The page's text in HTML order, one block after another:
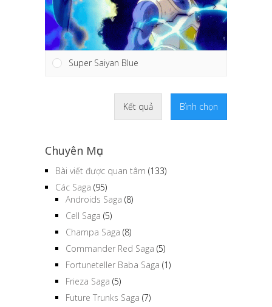
Super Saiyan Blue
Kết quả Bình chọn
Chuyên Mục
Bài viết được quan tâm (133)
Các Saga (95)
Androids Saga (8)
Cell Saga (5)
Champa Saga (8)
Commander Red Saga (5)
Fortuneteller Baba Saga (1)
Frieza Saga (5)
Future Trunks Saga (7)